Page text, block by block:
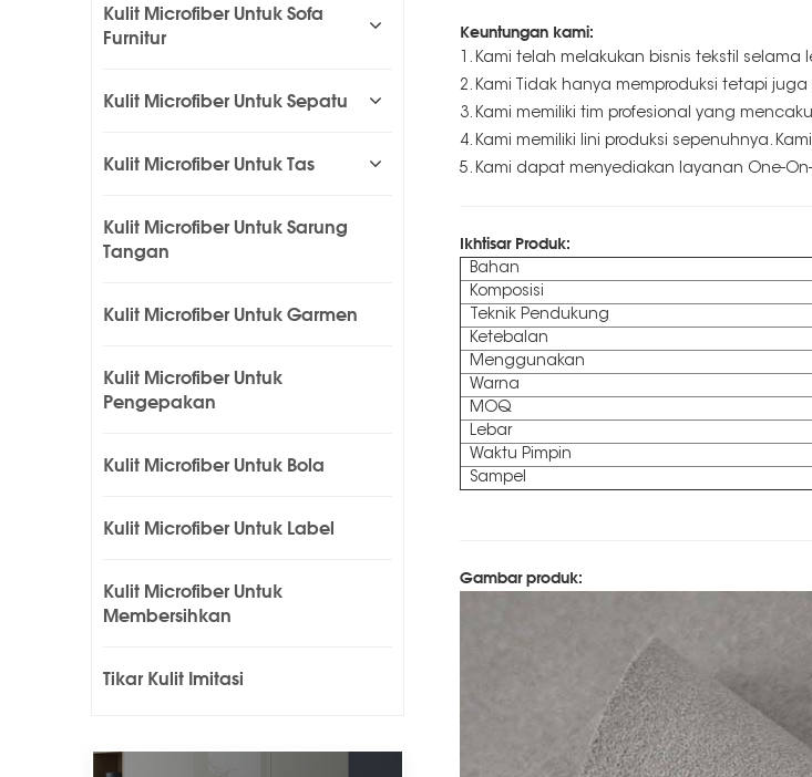
Keuntungan kami:
1. Kami telah melakukan bisnis tekstil
2. Kami Tidak hanya memproduksi tetapi
3. Kami memiliki tim profesional yang
4. Kami memiliki lini produksi sepenuhnya.
5. Kami dapat menyediakan layanan One-
Ikhtisar Produk:
Bahan
Komposisi
Teknik Pendukung
Ketebalan
Menggunakan
Warna
MOQ
Lebar
Waktu Pimpin
Sampel
Gambar produk:
Kulit Microfiber Untuk Sofa
Furnitur
Kulit Microfiber Untuk Sepatu
Kulit Microfiber Untuk Tas
Kulit Microfiber Untuk Sarung
Tangan
Kulit Microfiber Untuk Garmen
Kulit Microfiber Untuk
Pengepakan
Kulit Microfiber Untuk Bola
Kulit Microfiber Untuk Label
Kulit Microfiber Untuk
Membersihkan
Tikar Kulit Imitasi